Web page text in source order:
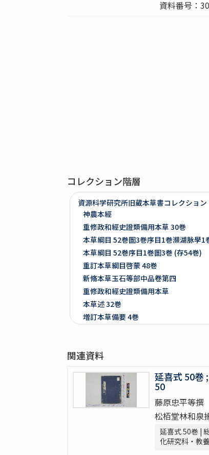
資料番号：
コレクション階層
資源科学研究所旧蔵本草書コレクション
神農本經
重修政和經史證類備用本草 30巻
本草綱目 52巻圖3巻序目1巻瀕湖脉學
本草綱目 52巻序目1巻圖3巻 (存54巻)
重訂本草綱目啓蒙 48巻
新脩本草玉石等部中品卷第四
重修政和經史證類備用本草
本草述 32巻
増訂本草備要 4巻
本草滙 18巻圖2巻 (存18巻)
本草詩箋 10巻
昆蟲草木略 2巻
爾雅註疏 11巻
格致鏡原 100巻
関連資料
延喜式 50巻
50
藤原忠平等撰
松栢堂林和泉
延喜式 50巻 |
化研究科・教